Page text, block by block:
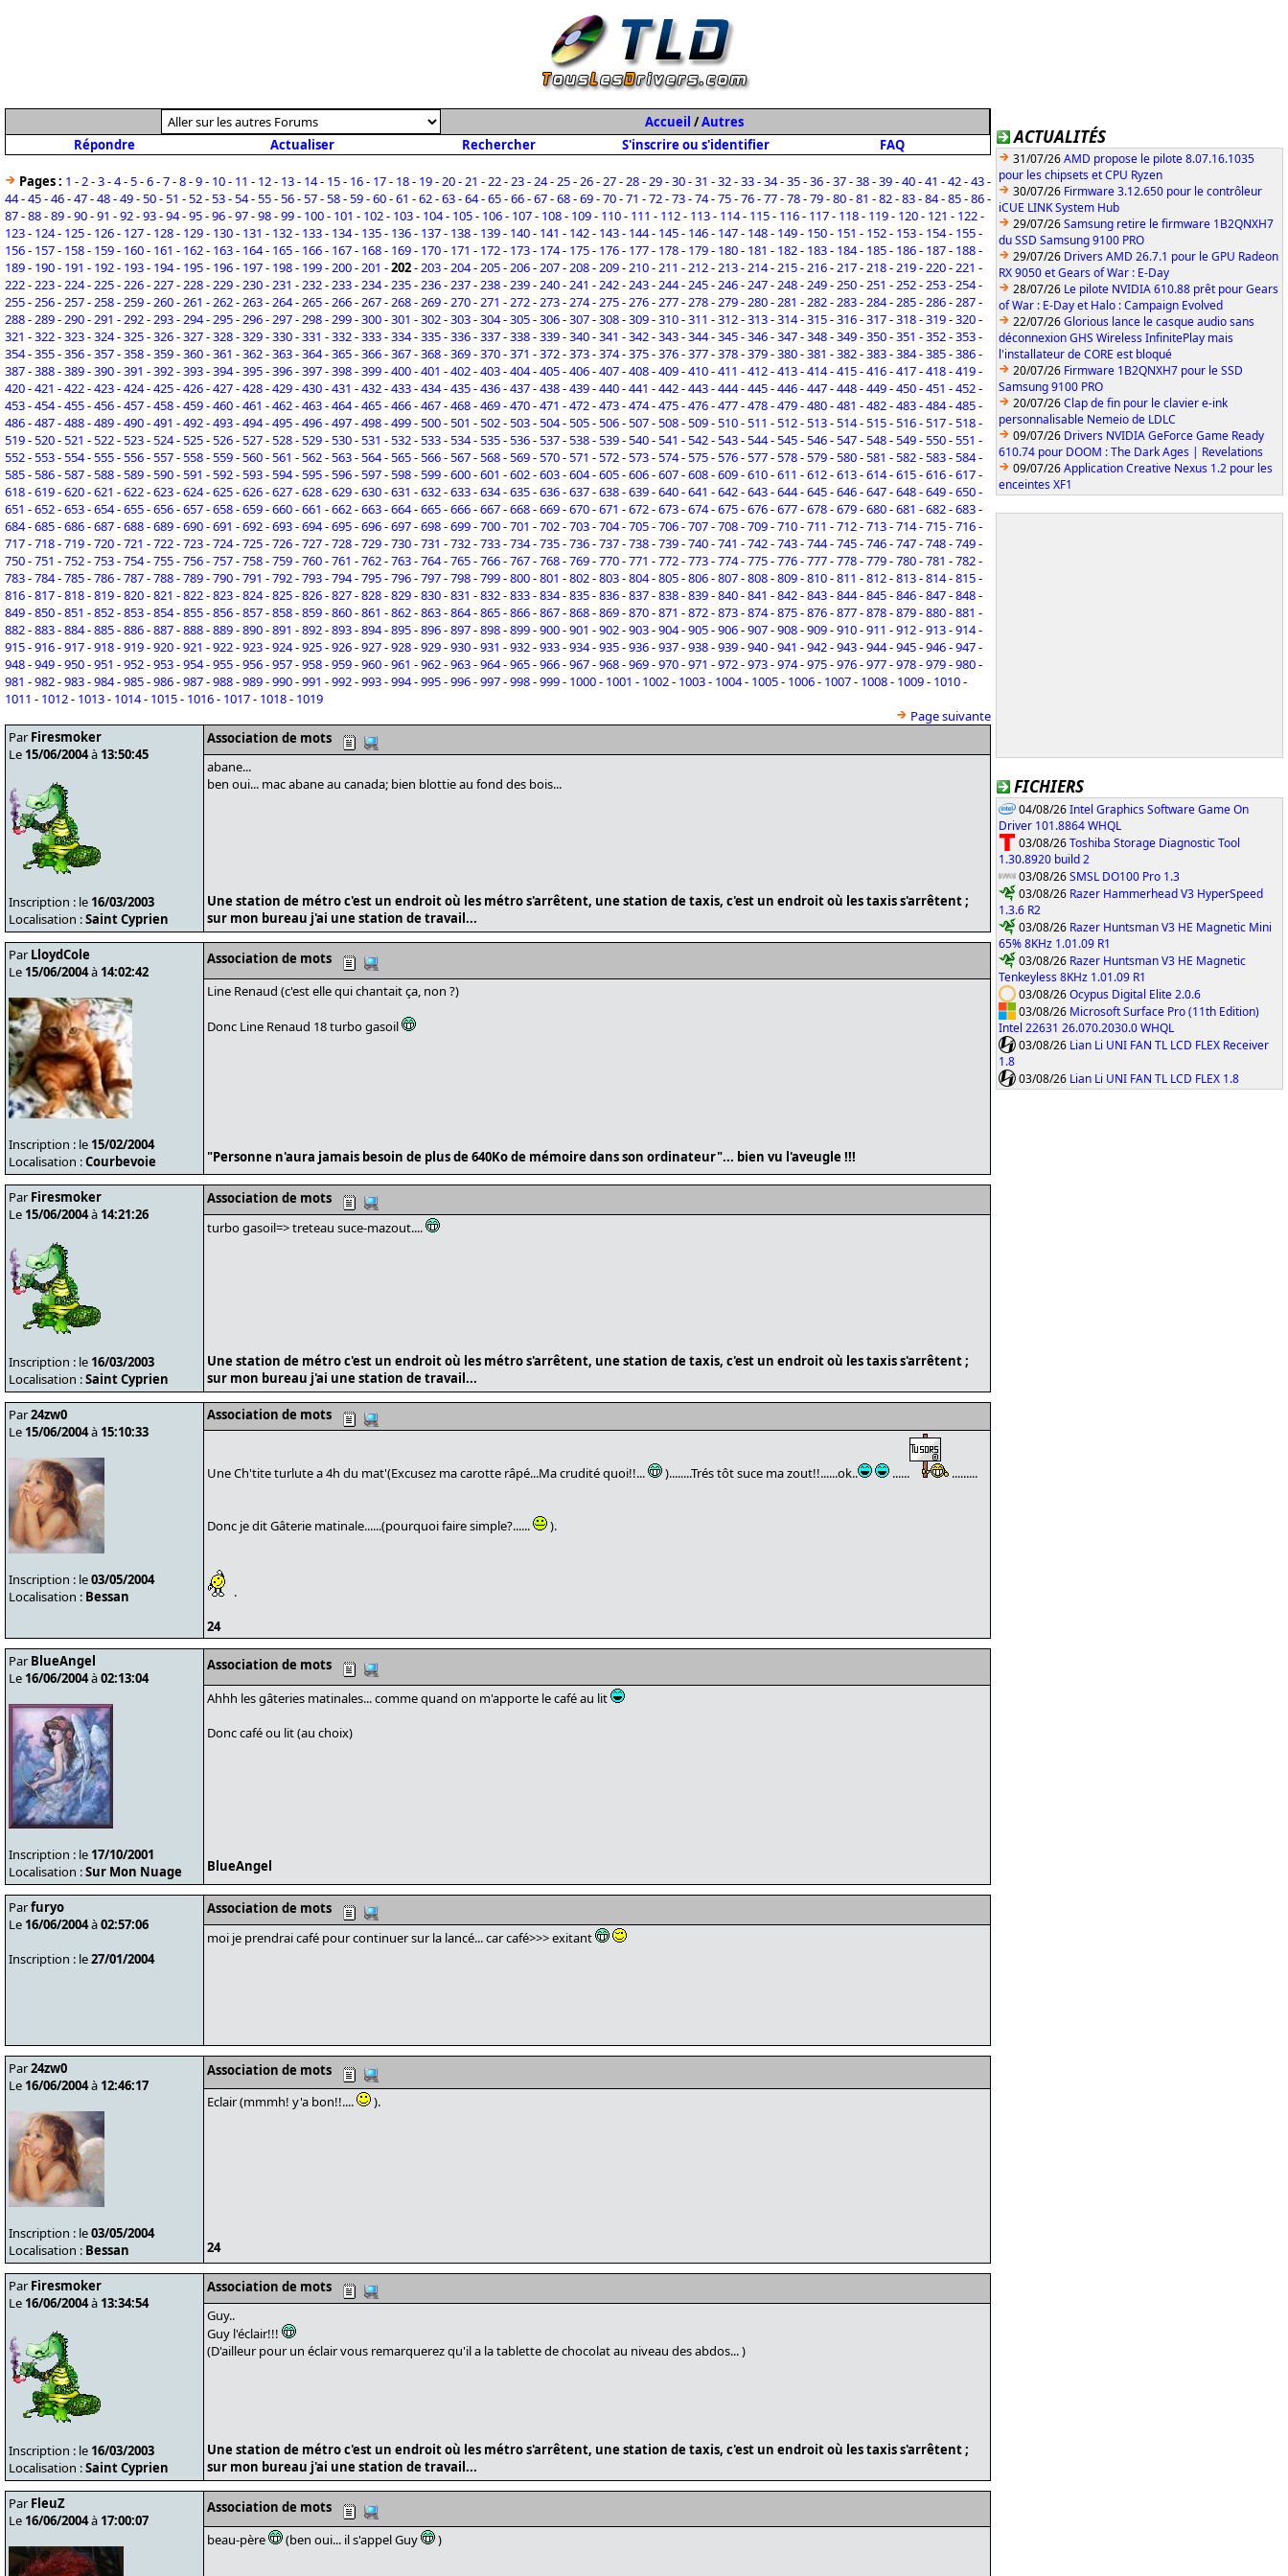
ACTUALITÉS
31/07/26AMD propose le pilote 8.07.16.1035
pour les chipsets et CPU Ryzen
30/07/26 Firmware 3.12.650 pour le contrôleur
iCUE LINK System Hub
29/07/26Samsung retire le firmware 1B2QNXH7
du SSD Samsung 9100 PRO
29/07/26 Drivers AMD 26.7.1 pour le GPU Radeon
RX 9050 et Gears of War : E-Day
28/07/26 Le pilote NVIDIA 610.88 prêt pour Gears
of War : E-Day et Halo : Campaign Evolved
22/07/26Glorious lance le casque audio sans
déconnexion GHS Wireless InfinitePlay mais
l'installateur de CORE est bloqué
20/07/26 Firmware 1B2QNXH7 pour le SSD
Samsung 9100 PRO
20/07/26Clap de fin pour le clavier e-ink
personnalisable Nemeio de LDLC
09/07/26 Drivers NVIDIA GeForce Game Ready
610.74 pour DOOM : The Dark Ages | Revelations
09/07/26Application Creative Nexus 1.2 pour les
enceintes XF1
FICHIERS
04/08/26Intel Graphics Software Game On
Driver 101.8864 WHQL
03/08/26Toshiba Storage Diagnostic Tool
1.30.8920 build 2
03/08/26SMSL DO100 Pro 1.3
03/08/26 Razer Hammerhead V3 HyperSpeed
1.3.6 R2
03/08/26 Razer Huntsman V3 HE Magnetic Mini
65% 8KHz 1.01.09 R1
03/08/26 Razer Huntsman V3 HE Magnetic
Tenkeyless 8KHz 1.01.09 R1
03/08/26Ocypus Digital Elite 2.0.6
03/08/26 Microsoft Surface Pro (11th Edition)
Intel 22631 26.070.2030.0 WHQL
03/08/26 Lian Li UNI FAN TL LCD FLEX Receiver
1.8
03/08/26 Lian Li UNI FAN TL LCD FLEX 1.8
Accueil /Autres
Répondre
Actualiser Rechercher S'inscrire ou s'identifier FAQ
Pages : 1 -2-3-4-5-6-7-8-9- 10- 11 - 12- 13- 14- 15- 16- 17- 18- 19-20-21 -22-23-24-25-26-27-28-29-30-31 -32-33-34-35-36-37-38-39-40-41 -42-43-
44-45-46-47-48-49-50-51 -52-53-54-55-56-57-58-59-60-61 -62-63-64-65-66-67-68-69-70-71 -72-73-74-75-76-77-78-79-80-81 -82-83-84-85-86-
87-88-89-90-91 -92-93-94-95-96-97-98-99- 100- 101 - 102- 103- 104- 105- 106- 107- 108- 109- 110- 111 - 112- 113- 114- 115- 116- 117- 118- 119- 120- 121 - 122-
123- 124- 125- 126- 127- 128- 129- 130- 131 - 132- 133- 134- 135- 136- 137- 138- 139- 140- 141 - 142- 143- 144- 145- 146- 147- 148- 149- 150- 151 - 152- 153- 154- 155-
156- 157- 158- 159- 160- 161 - 162- 163- 164- 165- 166- 167- 168- 169- 170- 171 - 172- 173- 174- 175- 176- 177- 178- 179- 180- 181 - 182- 183- 184- 185- 186- 187- 188-
189- 190- 191 - 192- 193- 194- 195- 196- 197- 198- 199-200-201 -202-203-204-205-206-207-208-209-210-211 -212-213-214-215-216-217-218-219-220-221 -
222-223-224-225-226-227-228-229-230-231 -232-233-234-235-236-237-238-239-240-241 -242-243-244-245-246-247-248-249-250-251 -252-253-254-
255-256-257-258-259-260-261 -262-263-264-265-266-267-268-269-270-271 -272-273-274-275-276-277-278-279-280-281 -282-283-284-285-286-287-
288-289-290-291 -292-293-294-295-296-297-298-299-300-301 -302-303-304-305-306-307-308-309-310-311 -312-313-314-315-316-317-318-319-320-
321 -322-323-324-325-326-327-328-329-330-331 -332-333-334-335-336-337-338-339-340-341 -342-343-344-345-346-347-348-349-350-351 -352-353-
354-355-356-357-358-359-360-361 -362-363-364-365-366-367-368-369-370-371 -372-373-374-375-376-377-378-379-380-381 -382-383-384-385-386-
387-388-389-390-391 -392-393-394-395-396-397-398-399-400-401 -402-403-404-405-406-407-408-409-410-411 -412-413-414-415-416-417-418-419-
420-421 -422-423-424-425-426-427-428-429-430-431 -432-433-434-435-436-437-438-439-440-441 -442-443-444-445-446-447-448-449-450-451 -452-
453-454-455-456-457-458-459-460-461 -462-463-464-465-466-467-468-469-470-471 -472-473-474-475-476-477-478-479-480-481 -482-483-484-485-
486-487-488-489-490-491 -492-493-494-495-496-497-498-499-500-501 -502-503-504-505-506-507-508-509-510-511 -512-513-514-515-516-517-518-
519-520-521 -522-523-524-525-526-527-528-529-530-531 -532-533-534-535-536-537-538-539-540-541 -542-543-544-545-546-547-548-549-550-551 -
552-553-554-555-556-557-558-559-560-561 -562-563-564-565-566-567-568-569-570-571 -572-573-574-575-576-577-578-579-580-581 -582-583-584-
585-586-587-588-589-590-591 -592-593-594-595-596-597-598-599-600-601 -602-603-604-605-606-607-608-609-610-611 -612-613-614-615-616-617-
618-619-620-621 -622-623-624-625-626-627-628-629-630-631 -632-633-634-635-636-637-638-639-640-641 -642-643-644-645-646-647-648-649-650-
651 -652-653-654-655-656-657-658-659-660-661 -662-663-664-665-666-667-668-669-670-671 -672-673-674-675-676-677-678-679-680-681 -682-683-
684-685-686-687-688-689-690-691 -692-693-694-695-696-697-698-699-700-701 -702-703-704-705-706-707-708-709-710-711 -712-713-714-715-716-
717-718-719-720-721 -722-723-724-725-726-727-728-729-730-731 -732-733-734-735-736-737-738-739-740-741 -742-743-744-745-746-747-748-749-
750-751 -752-753-754-755-756-757-758-759-760-761 -762-763-764-765-766-767-768-769-770-771 -772-773-774-775-776-777-778-779-780-781 -782-
783-784-785-786-787-788-789-790-791 -792-793-794-795-796-797-798-799-800-801 -802-803-804-805-806-807-808-809-810-811 -812-813-814-815-
816-817-818-819-820-821 -822-823-824-825-826-827-828-829-830-831 -832-833-834-835-836-837-838-839-840-841 -842-843-844-845-846-847-848-
849-850-851 -852-853-854-855-856-857-858-859-860-861 -862-863-864-865-866-867-868-869-870-871 -872-873-874-875-876-877-878-879-880-881 -
882-883-884-885-886-887-888-889-890-891 -892-893-894-895-896-897-898-899-900-901 -902-903-904-905-906-907-908-909-910-911 -912-913-914-
915-916-917-918-919-920-921 -922-923-924-925-926-927-928-929-930-931 -932-933-934-935-936-937-938-939-940-941 -942-943-944-945-946-947-
948-949-950-951 -952-953-954-955-956-957-958-959-960-961 -962-963-964-965-966-967-968-969-970-971 -972-973-974-975-976-977-978-979-980-
981 -982-983-984-985-986-987-988-989-990-991 -992-993-994-995-996-997-998-999- 1000- 1001 - 1002- 1003- 1004- 1005- 1006- 1007- 1008- 1009- 1010-
1011 - 1012- 1013- 1014- 1015- 1016- 1017- 1018- 1019
Page suivante
Par Firesmoker
Le 15/06/2004à 13:50:45
Inscription : le 16/03/2003
Localisation :Saint Cyprien
Association de mots
abane...
ben oui... mac abane au canada; bien blottie au fond des bois...
Une station de métro c'est un endroit où les métro s'arrêtent, une station de taxis, c'est un endroit où les taxis s'arrêtent ;
sur mon bureau j'ai une station de travail...
Par LloydCole
Le 15/06/2004à 14:02:42
Inscription : le 15/02/2004
Localisation :Courbevoie
Association de mots
Line Renaud (c'est elle qui chantait ça, non ?)
Donc Line Renaud 18 turbo gasoil
"Personne n'aura jamais besoin de plus de 640Ko de mémoire dans son ordinateur"... bien vu l'aveugle !!!
Par Firesmoker
Le 15/06/2004à 14:21:26
Inscription : le 16/03/2003
Localisation :Saint Cyprien
Association de mots
turbo gasoil=> treteau suce-mazout....
Une station de métro c'est un endroit où les métro s'arrêtent, une station de taxis, c'est un endroit où les taxis s'arrêtent ;
sur mon bureau j'ai une station de travail...
Par24zw0
Le 15/06/2004à 15:10:33
Inscription : le03/05/2004
Localisation : Bessan
Association de mots
Une Ch'tite turlute a 4h du mat'(Excusez ma carotte râpé...Ma crudité quoi!!... )........Trés tôt suce ma zout!!......ok.. ...... .........
Donc je dit Gâterie matinale......(pourquoi faire simple?...... ).
.
24
Par BlueAngel
Le 16/06/2004à02:13:04
Inscription : le 17/10/2001
Localisation :Sur Mon Nuage
Association de mots
Ahhh les gâteries matinales... comme quand on m'apporte le café au lit
Donc café ou lit (au choix)
BlueAngel
Parfuryo
Le 16/06/2004à02:57:06
Inscription : le27/01/2004
Association de mots
moi je prendrai café pour continuer sur la lancé... car café>>> exitant
Par24zw0
Le 16/06/2004à 12:46:17
Inscription : le03/05/2004
Localisation : Bessan
Association de mots
Eclair (mmmh! y'a bon!!....
).
24
Par Firesmoker
Le 16/06/2004à 13:34:54
Inscription : le 16/03/2003
Localisation :Saint Cyprien
Association de mots
Guy..
Guy l'éclair!!!
(D'ailleur pour un éclair vous remarquerez qu'il a la tablette de chocolat au niveau des abdos... )
Une station de métro c'est un endroit où les métro s'arrêtent, une station de taxis, c'est un endroit où les taxis s'arrêtent ;
sur mon bureau j'ai une station de travail...
Par FleuZ
Le 16/06/2004à 17:00:07
Association de mots
beau-père
(ben oui... il s'appel Guy )